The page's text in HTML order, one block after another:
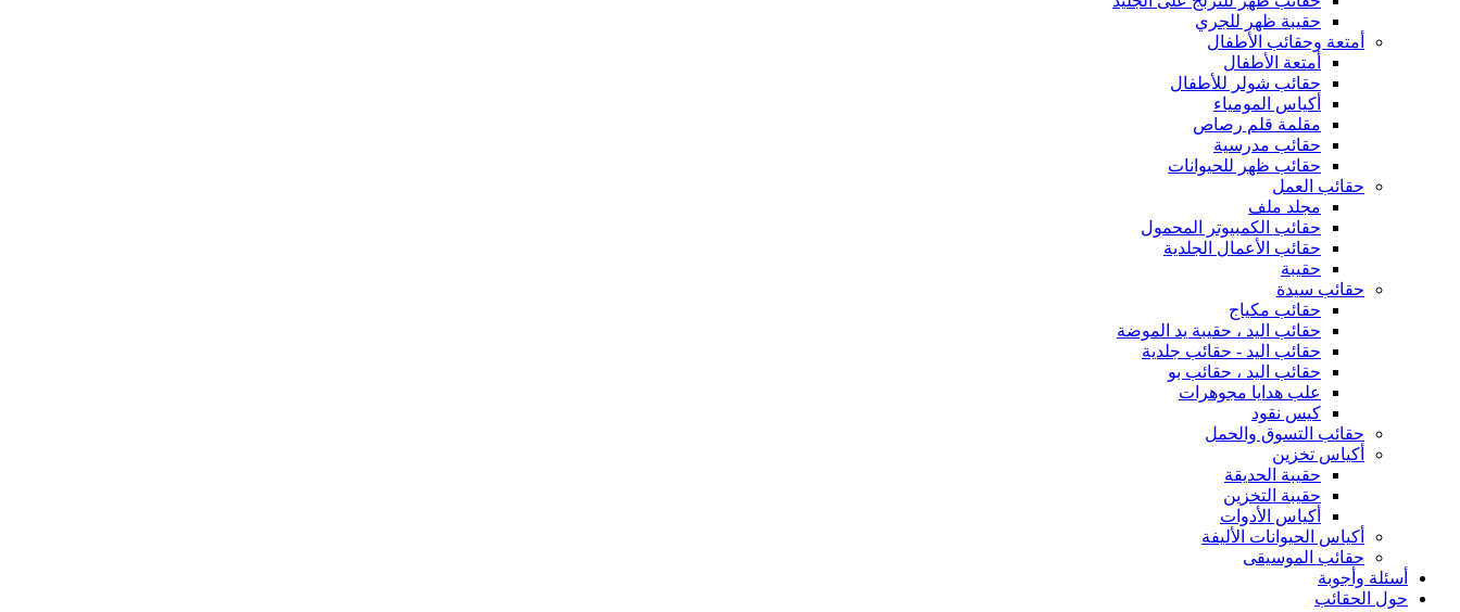
حقيبة ظهر للجري
أمتعة وحقائب الأطفال
أمتعة الأطفال
حقائب شولر للأطفال
أكياس المومياء
مقلمة قلم رصاص
حقائب مدرسية
حقائب ظهر للحيوانات
حقائب العمل
مجلد ملف
حقائب الكمبيوتر المحمول
حقائب الأعمال الجلدية
حقيبة
حقائب سيدة
حقائب مكياج
حقائب اليد ، حقيبة يد الموضة
حقائب اليد - حقائب جلدية
حقائب اليد ، حقائب بو
علب هدايا مجوهرات
كيس نقود
حقائب التسوق والحمل
أكياس تخزين
حقيبة الحديقة
حقيبة التخزين
أكياس الأدوات
أكياس الحيوانات الأليفة
حقائب الموسيقى
أسئلة وأجوبة
حول الحقائب